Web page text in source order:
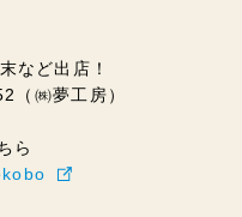
など出店！
（㈱夢工房）
ら